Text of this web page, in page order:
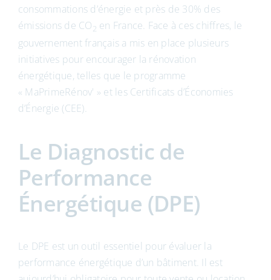
consommations d’énergie et près de 30% des
émissions de CO2 en France. Face à ces chiffres, le
gouvernement français a mis en place plusieurs
initiatives pour encourager la rénovation
énergétique, telles que le programme
« MaPrimeRénov' » et les Certificats d’Économies
d’Énergie (CEE).
Le Diagnostic de
Performance
Énergétique (DPE)
Le DPE est un outil essentiel pour évaluer la
performance énergétique d’un bâtiment. Il est